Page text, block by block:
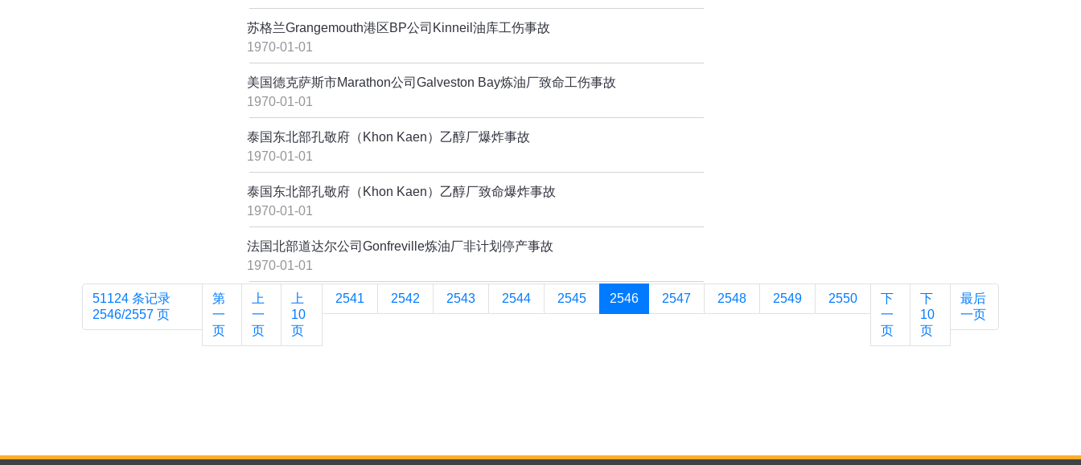
苏格兰Grangemouth港区BP公司Kinneil油库工伤事故
1970-01-01
美国德克萨斯市Marathon公司Galveston Bay炼油厂致命工伤事故
1970-01-01
泰国东北部孔敬府（Khon Kaen）乙醇厂爆炸事故
1970-01-01
泰国东北部孔敬府（Khon Kaen）乙醇厂致命爆炸事故
1970-01-01
法国北部道达尔公司Gonfreville炼油厂非计划停产事故
1970-01-01
51124 条记录
2546/2557 页
第
一
页
上
一
页
上
10
页
2541 2542 2543 2544 2545 2546 2547 2548 2549 2550
下
一
页
下
10
页
最后
一页